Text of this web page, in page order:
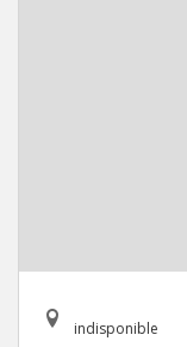
indisponible